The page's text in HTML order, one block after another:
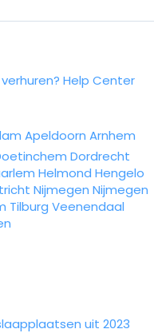
Help Center
Apeldoorn Arnhem
Dordrecht
Helmond Hengelo
Nijmegen Nijmegen
Tilburg Veenendaal
uit 2023